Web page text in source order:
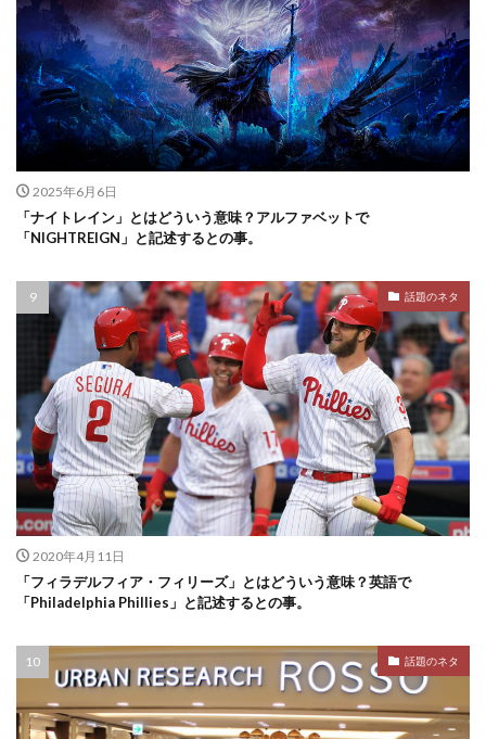
2025年6月6日
「ナイトレイン」とはどういう意味？アルファベットで
「NIGHTREIGN」と記述するとの事。
話題のネタ
2020年4月11日
「フィラデルフィア・フィリーズ」とはどういう意味？英語で
「Philadelphia Phillies」と記述するとの事。
話題のネタ